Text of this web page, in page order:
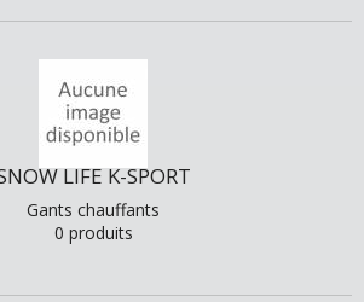
LIFE K-SPORT
Gants chauffants
0 produits